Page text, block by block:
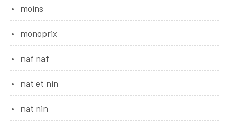
moins
monoprix
naf naf
nat et nin
nat nin